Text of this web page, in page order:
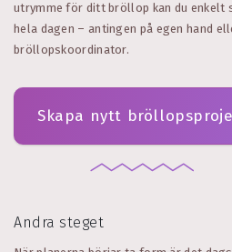
utrymme för ditt bröllop kan du enkelt
hela dagen – antingen på egen hand
bröllopskoordinator.
Skapa nytt
Andra steget